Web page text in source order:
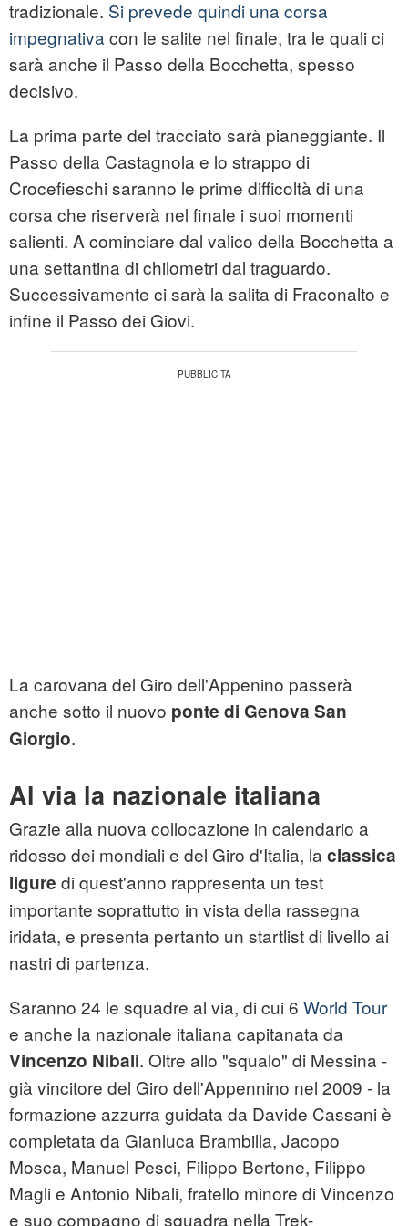
tradizionale. Si prevede quindi una corsa
impegnativa con le salite nel finale, tra le quali ci
sarà anche il Passo della Bocchetta, spesso
decisivo.
La prima parte del tracciato sarà pianeggiante. Il
Passo della Castagnola e lo strappo di
Crocefieschi saranno le prime difficoltà di una
corsa che riserverà nel finale i suoi momenti
salienti. A cominciare dal valico della Bocchetta a
una settantina di chilometri dal traguardo.
Successivamente ci sarà la salita di Fraconalto e
infine il Passo dei Giovi.
La carovana del Giro dell'Appenino passerà
anche sotto il nuovo ponte di Genova San
Giorgio.
Al via la nazionale italiana
Grazie alla nuova collocazione in calendario a
ridosso dei mondiali e del Giro d'Italia, la classica
ligure di quest'anno rappresenta un test
importante soprattutto in vista della rassegna
iridata, e presenta pertanto un startlist di livello ai
nastri di partenza.
Saranno 24 le squadre al via, di cui 6 World Tour
e anche la nazionale italiana capitanata da
Vincenzo Nibali. Oltre allo "squalo" di Messina -
già vincitore del Giro dell'Appennino nel 2009 - la
formazione azzurra guidata da Davide Cassani è
completata da Gianluca Brambilla, Jacopo
Mosca, Manuel Pesci, Filippo Bertone, Filippo
Magli e Antonio Nibali, fratello minore di Vincenzo
e suo compagno di squadra nella Trek-